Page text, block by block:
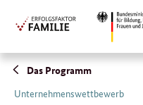
Direktlink:
Das Programm
Unternehmenswettbewerb